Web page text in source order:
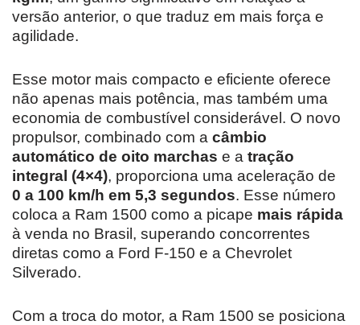
versão anterior, o que traduz em mais força e
agilidade.
Esse motor mais compacto e eficiente oferece
não apenas mais potência, mas também uma
economia de combustível considerável. O novo
propulsor, combinado com a câmbio
automático de oito marchas e a tração
integral (4×4), proporciona uma aceleração de
0 a 100 km/h em 5,3 segundos. Esse número
coloca a Ram 1500 como a picape mais rápida
à venda no Brasil, superando concorrentes
diretas como a Ford F-150 e a Chevrolet
Silverado.
Com a troca do motor, a Ram 1500 se posiciona